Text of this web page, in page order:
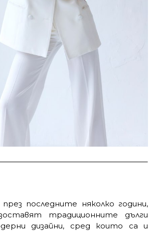
последните няколко години,
традиционните дълги
дизайни, сред които са и